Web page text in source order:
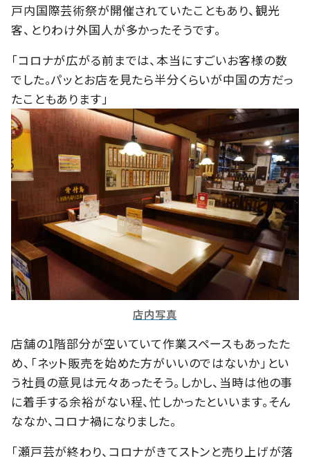
戸内国際芸術祭が開催されていたこともあり、観光
客、とりわけ外国人が多かったそうです。
「コロナが広がる前までは、本当にすごいお客様の数
でした。パッとお店を見たら半分くらいが中国の方だっ
たこともあります」
店内写真
店舗の1階部分が空いていて作業スペースもあったた
め、「ネット販売を始めた方がいいのではないか」とい
う社員の意見は元々あったそう。しかし、当時は他の事
に着手する余裕がない程、忙しかったといいます。そん
ななか、コロナ禍になりました。
「瀬戸芸が終わり、コロナがきてストンと売り上げが落